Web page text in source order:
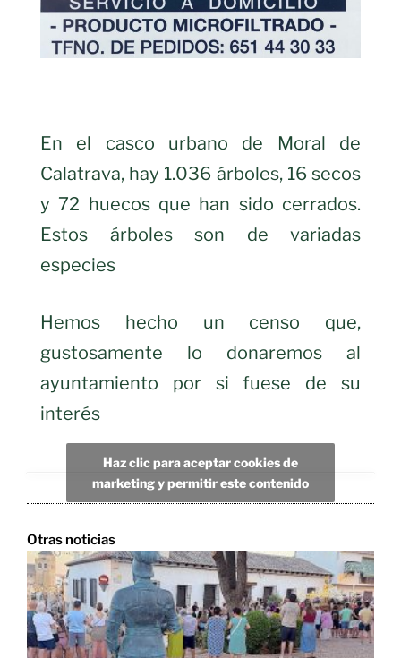
En el casco urbano de Moral de
Calatrava, hay 1.036 árboles, 16 secos
y 72 huecos que han sido cerrados.
Estos árboles son de variadas
especies
Hemos hecho un censo que,
gustosamente lo donaremos al
ayuntamiento por si fuese de su
interés
Haz clic para aceptar cookies de
marketing y permitir este contenido
Otras noticias